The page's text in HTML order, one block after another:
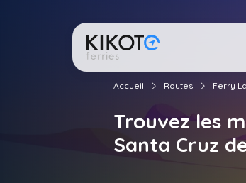
Accueil Routes Ferry
Trouvez les
Santa Cruz